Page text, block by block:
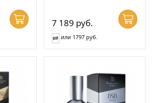
7 189 руб.
или 1797 руб.